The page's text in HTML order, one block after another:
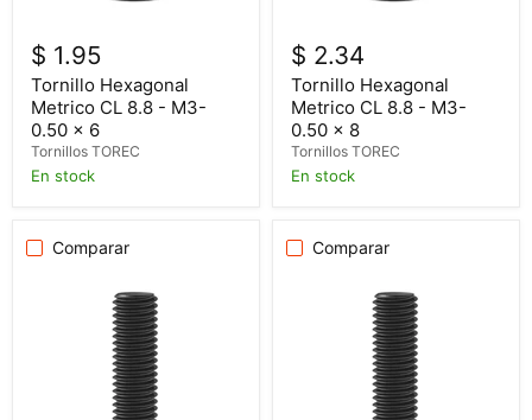
$ 1.95
Tornillo Hexagonal
Metrico CL 8.8 - M3-
0.50 x 6
Tornillos TOREC
En stock
$ 2.34
Tornillo Hexagonal
Metrico CL 8.8 - M3-
0.50 x 8
Tornillos TOREC
En stock
Comparar Comparar